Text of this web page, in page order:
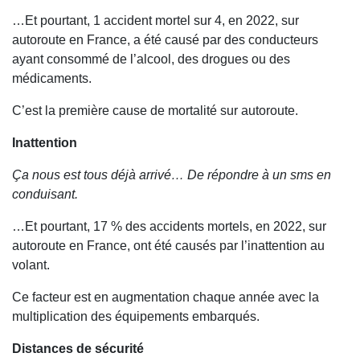
…Et pourtant, 1 accident mortel sur 4, en 2022, sur
autoroute en France, a été causé par des conducteurs
ayant consommé de l’alcool, des drogues ou des
médicaments.
C’est la première cause de mortalité sur autoroute.
Inattention
Ça nous est tous déjà arrivé… De répondre à un sms en
conduisant.
…Et pourtant, 17 % des accidents mortels, en 2022, sur
autoroute en France, ont été causés par l’inattention au
volant.
Ce facteur est en augmentation chaque année avec la
multiplication des équipements embarqués.
Distances de sécurité